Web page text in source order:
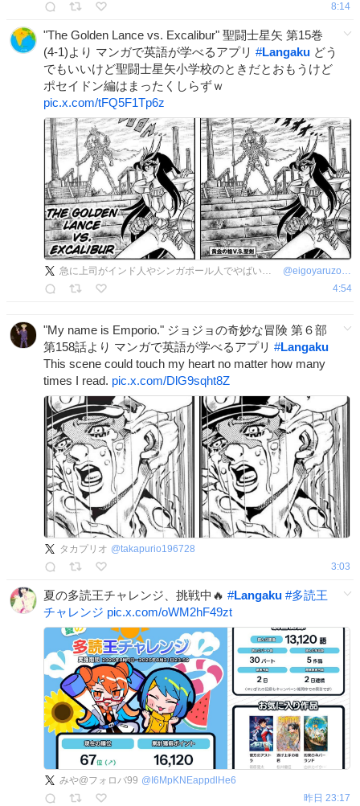
8:14
"The Golden Lance vs. Excalibur" 聖闘士星矢 第15巻
(4-1)より マンガで英語が学べるアプリ #Langaku どう
でもいいけど聖闘士星矢小学校のときだとおもうけど
ポセイドン編はまったくしらずｗ
pic.x.com/tFQ5F1Tp6z
急に上司がインド人やシンガポール人でやばいマン @eigoyaruzo07
4:54
"My name is Emporio." ジョジョの奇妙な冒険 第６部
第158話より マンガで英語が学べるアプリ #Langaku
This scene could touch my heart no matter how many
times I read. pic.x.com/DlG9sqht8Z
タカプリオ @takapurio196728
3:03
夏の多読王チャレンジ、挑戦中🔥 #Langaku #多読王
チャレンジ pic.x.com/oWM2hF49zt
みや@フォロバ99 @ I6MpKNEappdlHe6
昨日 23:17